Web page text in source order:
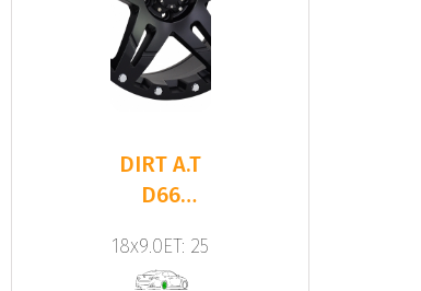
DIRT A.T
D66
18x9.0ET: 25